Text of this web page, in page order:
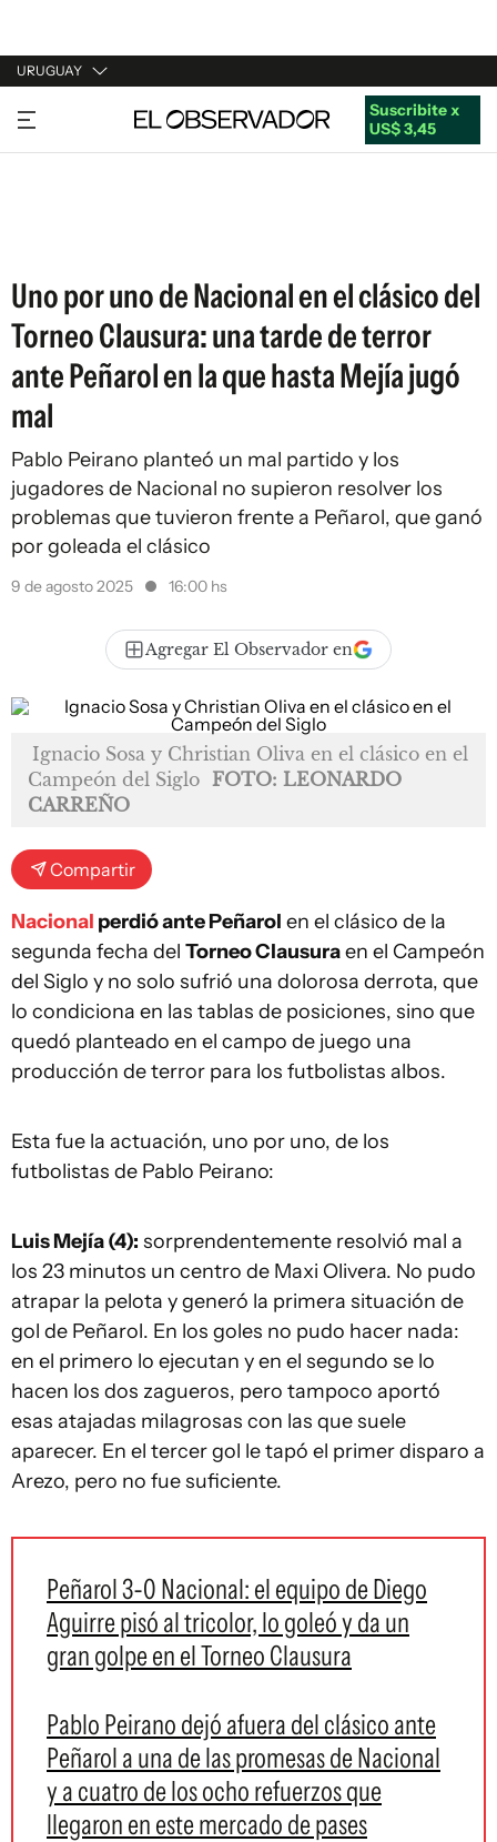
URUGUAY
URUGUAY
ARGENTINA
Suscribite x
US$ 3,45
Uno por uno de Nacional en el clásico del
Torneo Clausura: una tarde de terror
ante Peñarol en la que hasta Mejía jugó
mal
Pablo Peirano planteó un mal partido y los
jugadores de Nacional no supieron resolver los
problemas que tuvieron frente a Peñarol, que ganó
por goleada el clásico
9 de agosto 2025 16:00 hs
Agregar El Observador en
Ignacio Sosa y Christian Oliva en el clásico en el
Campeón del Siglo FOTO: LEONARDO
CARREÑO
Compartir
Nacional perdió ante Peñarol en el clásico de la
segunda fecha del Torneo Clausuraen el Campeón
del Siglo y no solo sufrió una dolorosa derrota, que
lo condiciona en las tablas de posiciones, sino que
quedó planteado en el campo de juego una
producción de terror para los futbolistas albos.
Esta fue la actuación, uno por uno, de los
futbolistas de Pablo Peirano:
Luis Mejía (4): sorprendentemente resolvió mal a
los 23 minutos un centro de Maxi Olivera. No pudo
atrapar la pelota y generó la primera situación de
gol de Peñarol. En los goles no pudo hacer nada:
en el primero lo ejecutan y en el segundo se lo
hacen los dos zagueros, pero tampoco aportó
esas atajadas milagrosas con las que suele
aparecer. En el tercer gol le tapó el primer disparo a
Arezo, pero no fue suficiente.
Peñarol 3-0 Nacional: el equipo de Diego
Aguirre pisó al tricolor, lo goleó y da un
gran golpe en el Torneo Clausura
Pablo Peirano dejó afuera del clásico ante
Peñarol a una de las promesas de Nacional
y a cuatro de los ocho refuerzos que
llegaron en este mercado de pases